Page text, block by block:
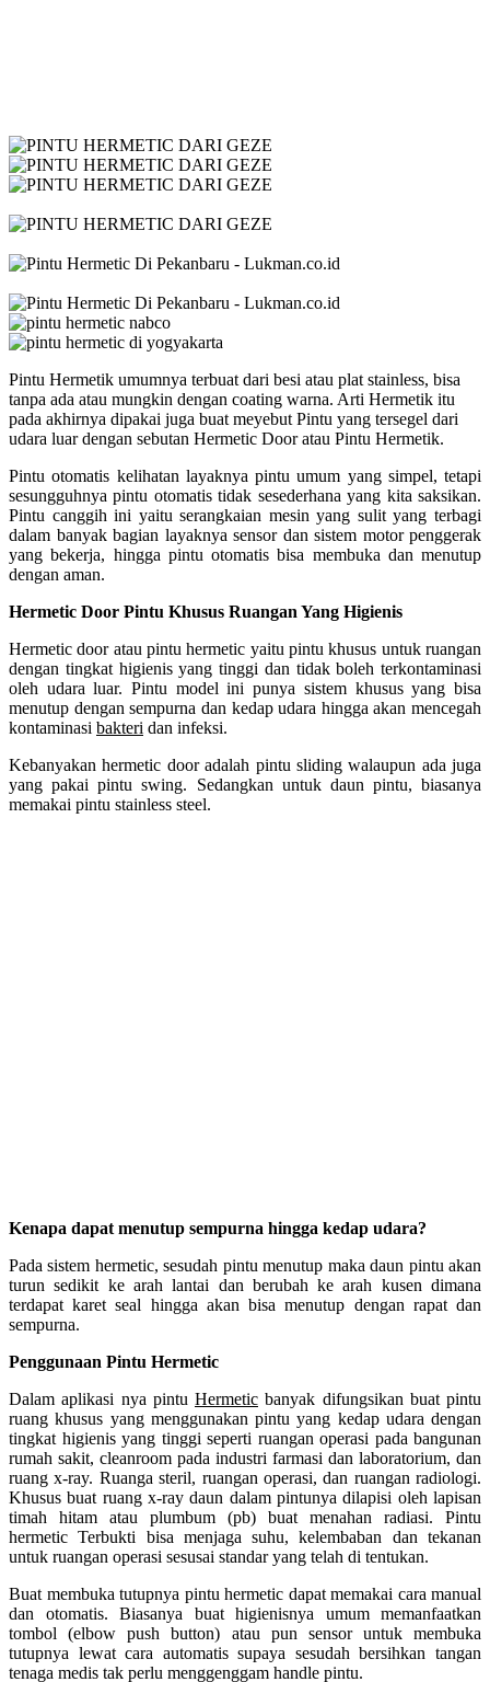
Pintu Hermetik umumnya terbuat dari besi atau plat stainless, bisa
tanpa ada atau mungkin dengan coating warna. Arti Hermetik itu
pada akhirnya dipakai juga buat meyebut Pintu yang tersegel dari
udara luar dengan sebutan Hermetic Door atau Pintu Hermetik.
Pintu otomatis kelihatan layaknya pintu umum yang simpel, tetapi
sesungguhnya pintu otomatis tidak sesederhana yang kita saksikan.
Pintu canggih ini yaitu serangkaian mesin yang sulit yang terbagi
dalam banyak bagian layaknya sensor dan sistem motor penggerak
yang bekerja, hingga pintu otomatis bisa membuka dan menutup
dengan aman.
Hermetic Door Pintu Khusus Ruangan Yang Higienis
Hermetic door atau pintu hermetic yaitu pintu khusus untuk ruangan
dengan tingkat higienis yang tinggi dan tidak boleh terkontaminasi
oleh udara luar. Pintu model ini punya sistem khusus yang bisa
menutup dengan sempurna dan kedap udara hingga akan mencegah
kontaminasi bakteri dan infeksi.
Kebanyakan hermetic door adalah pintu sliding walaupun ada juga
yang pakai pintu swing. Sedangkan untuk daun pintu, biasanya
memakai pintu stainless steel.
Kenapa dapat menutup sempurna hingga kedap udara?
Pada sistem hermetic, sesudah pintu menutup maka daun pintu akan
turun sedikit ke arah lantai dan berubah ke arah kusen dimana
terdapat karet seal hingga akan bisa menutup dengan rapat dan
sempurna.
Penggunaan Pintu Hermetic
Dalam aplikasi nya pintu Hermetic banyak difungsikan buat pintu
ruang khusus yang menggunakan pintu yang kedap udara dengan
tingkat higienis yang tinggi seperti ruangan operasi pada bangunan
rumah sakit, cleanroom pada industri farmasi dan laboratorium, dan
ruang x-ray. Ruanga steril, ruangan operasi, dan ruangan radiologi.
Khusus buat ruang x-ray daun dalam pintunya dilapisi oleh lapisan
timah hitam atau plumbum (pb) buat menahan radiasi. Pintu
hermetic Terbukti bisa menjaga suhu, kelembaban dan tekanan
untuk ruangan operasi sesusai standar yang telah di tentukan.
Buat membuka tutupnya pintu hermetic dapat memakai cara manual
dan otomatis. Biasanya buat higienisnya umum memanfaatkan
tombol (elbow push button) atau pun sensor untuk membuka
tutupnya lewat cara automatis supaya sesudah bersihkan tangan
tenaga medis tak perlu menggenggam handle pintu.